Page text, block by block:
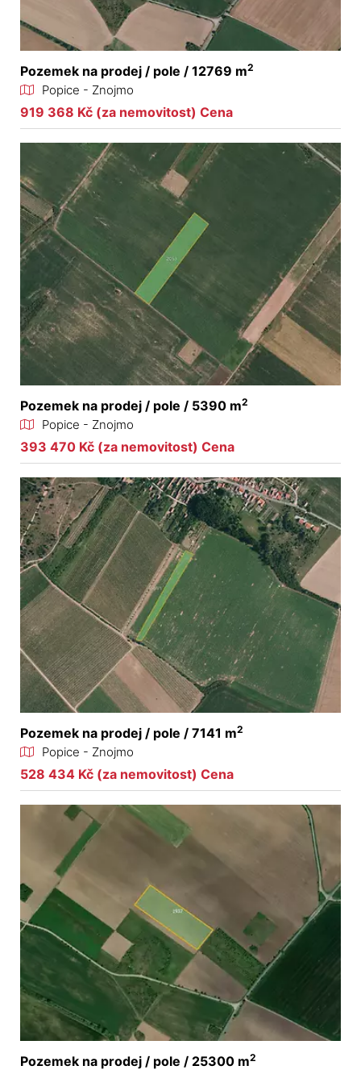
Pozemek na prodej / pole / 12769 m2
Popice - Znojmo
919 368 Kč (za nemovitost) Cena
Pozemek na prodej / pole / 5390 m2
Popice - Znojmo
393 470 Kč (za nemovitost) Cena
Pozemek na prodej / pole / 7141 m2
Popice - Znojmo
528 434 Kč (za nemovitost) Cena
Pozemek na prodej / pole / 25300 m2